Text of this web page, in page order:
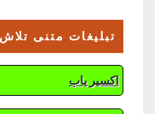
تبلیغات متنی تلاش
اکسیر یاب